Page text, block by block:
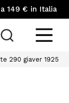
149 € in Italia
290 giaver 1925